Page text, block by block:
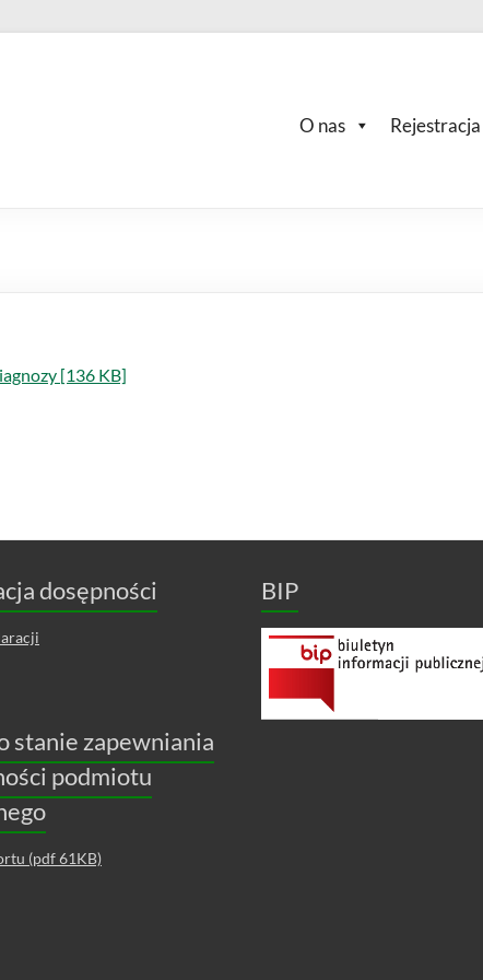
O nas Rejestracja
[136 KB]
dosępności
stanie zapewniania
podmiotu
(pdf 61KB)
BIP